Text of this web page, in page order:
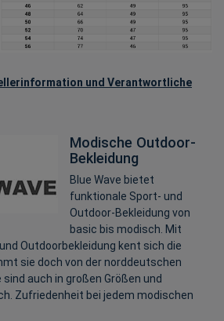
und Verantwortliche
Modische Outdoor-
Bekleidung
Blue Wave bietet
funktionale Sport- und
Outdoor-Bekleidung von
basic bis modisch. Mit
Outdoorbekleidung kent sich die
sie doch von der norddeutschen
sind auch in großen Größen und
Zufriedenheit bei jedem modischen